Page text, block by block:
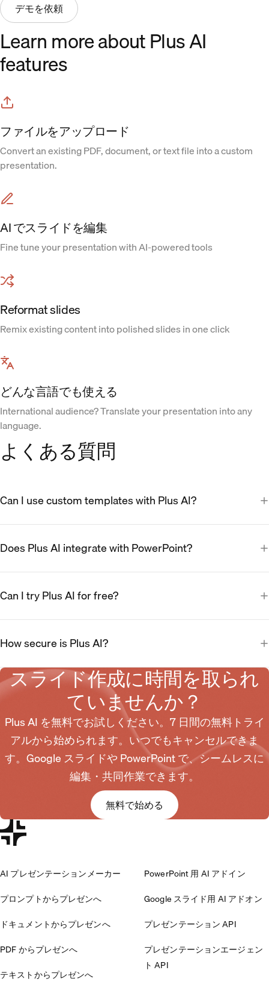
デモを依頼
Learn more about Plus AI
features
ファイルをアップロード
Convert an existing PDF, document, or text file into a custom
presentation.
AI でスライドを編集
Fine tune your presentation with AI-powered tools
Reformat slides
Remix existing content into polished slides in one click
どんな言語でも使える
International audience? Translate your presentation into any
language.
よくある質問
Can I use custom templates with Plus AI?
Does Plus AI integrate with PowerPoint?
Can I try Plus AI for free?
How secure is Plus AI?
スライド作成に時間を取られ
ていませんか？
Plus AI を無料でお試しください。7 日間の無料トライ
アルから始められます。いつでもキャンセルできま
す。Google スライドや PowerPoint で、シームレスに
編集・共同作業できます。
無料で始める
AI プレゼンテーションメーカー
プロンプトからプレゼンへ
ドキュメントからプレゼンへ
PDF からプレゼンへ
テキストからプレゼンへ
PowerPoint 用 AI アドイン
Google スライド用 AI アドオン
プレゼンテーション API
プレゼンテーションエージェン
ト API